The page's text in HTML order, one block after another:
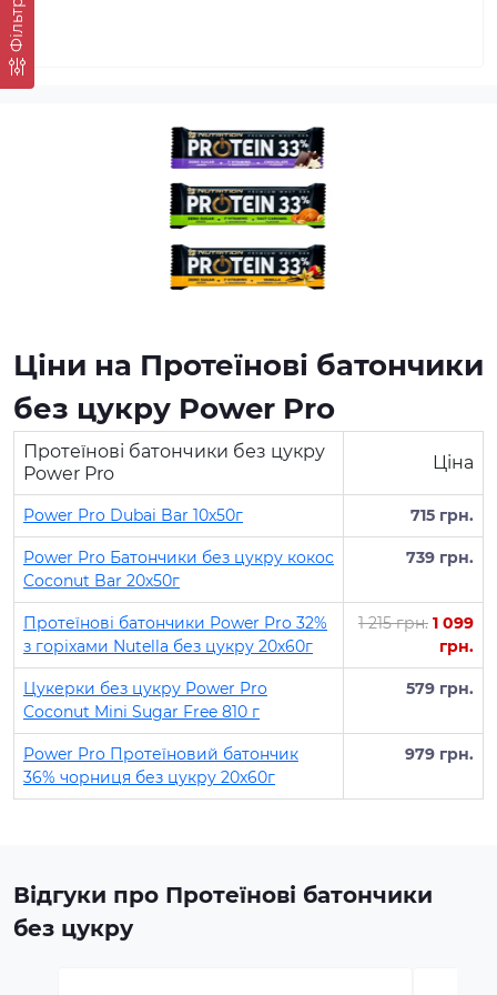
Фільтр
Ціни на Протеїнові батончики
без цукру Power Pro
Протеїнові батончики без цукру
Power Pro
Ціна
Power Pro Dubai Bar 10х50г 715 грн.
Power Pro Батончики без цукру кокос
Coconut Bar 20х50г
739 грн.
Протеїнові батончики Power Pro 32%
з горіхами Nutella без цукру 20х60г
1 215 грн. 1 099
грн.
Цукерки без цукру Power Pro
Coconut Mini Sugar Free 810 г
579 грн.
Power Pro Протеїновий батончик
36% чорниця без цукру 20х60г
979 грн.
Відгуки про Протеїнові батончики
без цукру